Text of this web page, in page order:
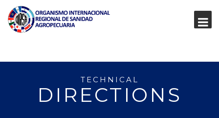
TECHNICAL
DIRECTIONS